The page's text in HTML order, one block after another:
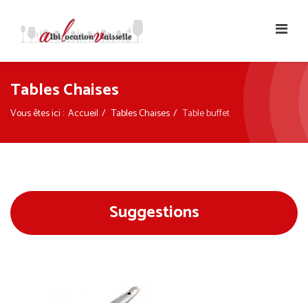
Tables Chaises
Vous êtes ici : Accueil Tables Chaises Table buffet
Suggestions